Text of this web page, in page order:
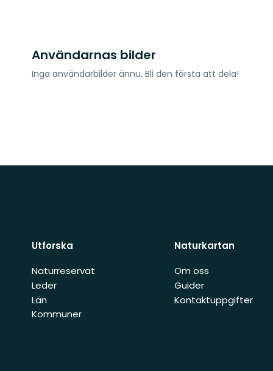
Användarnas bilder
Inga användarbilder ännu. Bli den första att dela!
Utforska
Naturreservat
Leder
Län
Kommuner
Naturkartan
Om oss
Guider
Kontaktuppgifter